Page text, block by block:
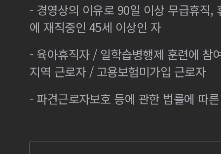
- 경영상의 이유로 90일 이상 무급휴직,
에 재직중인 45세 이상인 자
- 육아휴직자 / 일학습병행제 훈련에 참
지역 근로자 / 고용보험미가입 근로자
- 파견근로자보호 등에 관한 법률에 따